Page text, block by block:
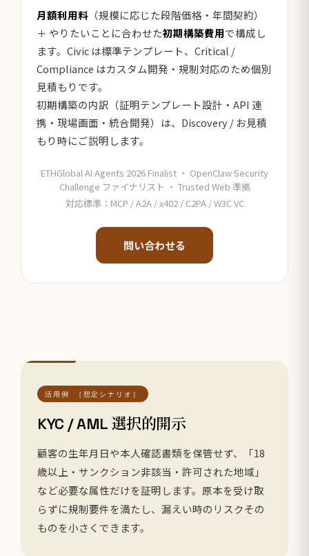
月額利用料 （規模に応じた段階価格・年間契約）
＋ やりたいことに合わせた初期構築費用で構成し
ます。Civic は標準テンプレート、Critical /
Compliance はカスタム開発・規制対応のため個別
見積もりです。
初期構築の内訳（証明テンプレート設計・API 連
携・現場画面・統合開発）は、Discovery / お見積
もり時にご説明します。
ETHGlobal AI Agents 2026 Finalist ・ OpenClaw Security
Challenge ファイナリスト ・ Trusted Web 準拠
対応標準：MCP / A2A / x402 / C2PA / W3C VC
問い合わせる
活用例 ［想定シナリオ］
KYC / AML 選択的開示
顧客の生年月日や本人確認書類を保管せず、「18
歳以上・サンクション非該当・許可された地域」
など必要な属性だけを証明します。原本を受け取
らずに規制要件を満たし、漏えい時のリスクその
ものを小さくできます。